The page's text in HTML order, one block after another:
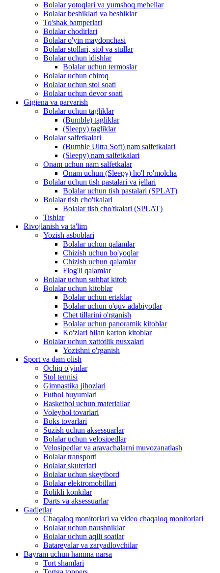
Bolalar yotoqlari va yumshoq mebellar
Bolalar beshiklari va beshiklar
To'shak bamperlari
Bolalar chodirlari
Bolalar o'yin maydonchasi
Bolalar stollari, stol va stullar
Bolalar uchun idishlar
Bolalar uchun termoslar
Bolalar uchun chiroq
Bolalar uchun stol soati
Bolalar uchun devor soati
Gigiena va parvarish
Bolalar uchun tagliklar
(Bumble) tagliklar
(Sleepy) tagliklar
Bolalar salfetkalari
(Bumble Ultra Soft) nam salfetkalari
(Sleepy) nam salfetkalari
Onam uchun nam salfetkalar
Onam uchun (Sleepy) ho'l ro'molcha
Bolalar uchun tish pastalari va jellari
Bolalar uchun tish pastalari (SPLAT)
Bolalar tish cho'tkalari
Bolalar tish cho'tkalari (SPLAT)
Tishlar
Rivojlanish va ta'lim
Yozish asboblari
Bolalar uchun qalamlar
Chizish uchun bo'yoqlar
Chizish uchun qalamlar
Flog'li qalamlar
Bolalar uchun suhbat kitob
Bolalar uchun kitoblar
Bolalar uchun ertaklar
Bolalar uchun o'quv adabiyotlar
Chet tillarini o'rganish
Bolalar uchun panoramik kitoblar
Ko'zlari bilan karton kitoblar
Bolalar uchun xattotlik nusxalari
Yozishni o'rganish
Sport va dam olish
Ochiq o'yinlar
Stol tennisi
Gimnastika jihozlari
Futbol buyumlari
Basketbol uchun materiallar
Voleybol tovarlari
Boks tovarlari
Suzish uchun aksessuarlar
Bolalar uchun velosipedlar
Velosipedlar va aravachalarni muvozanatlash
Bolalar transporti
Bolalar skuterlari
Bolalar uchun skeytbord
Bolalar elektromobillari
Rolikli konkilar
Darts va aksessuarlar
Gadjetlar
Chaqaloq monitorlari va video chaqaloq monitorlari
Bolalar uchun naushniklar
Bolalar uchun aqlli soatlar
Batareyalar va zaryadlovchilar
Bayram uchun hamma narsa
Tort shamlari